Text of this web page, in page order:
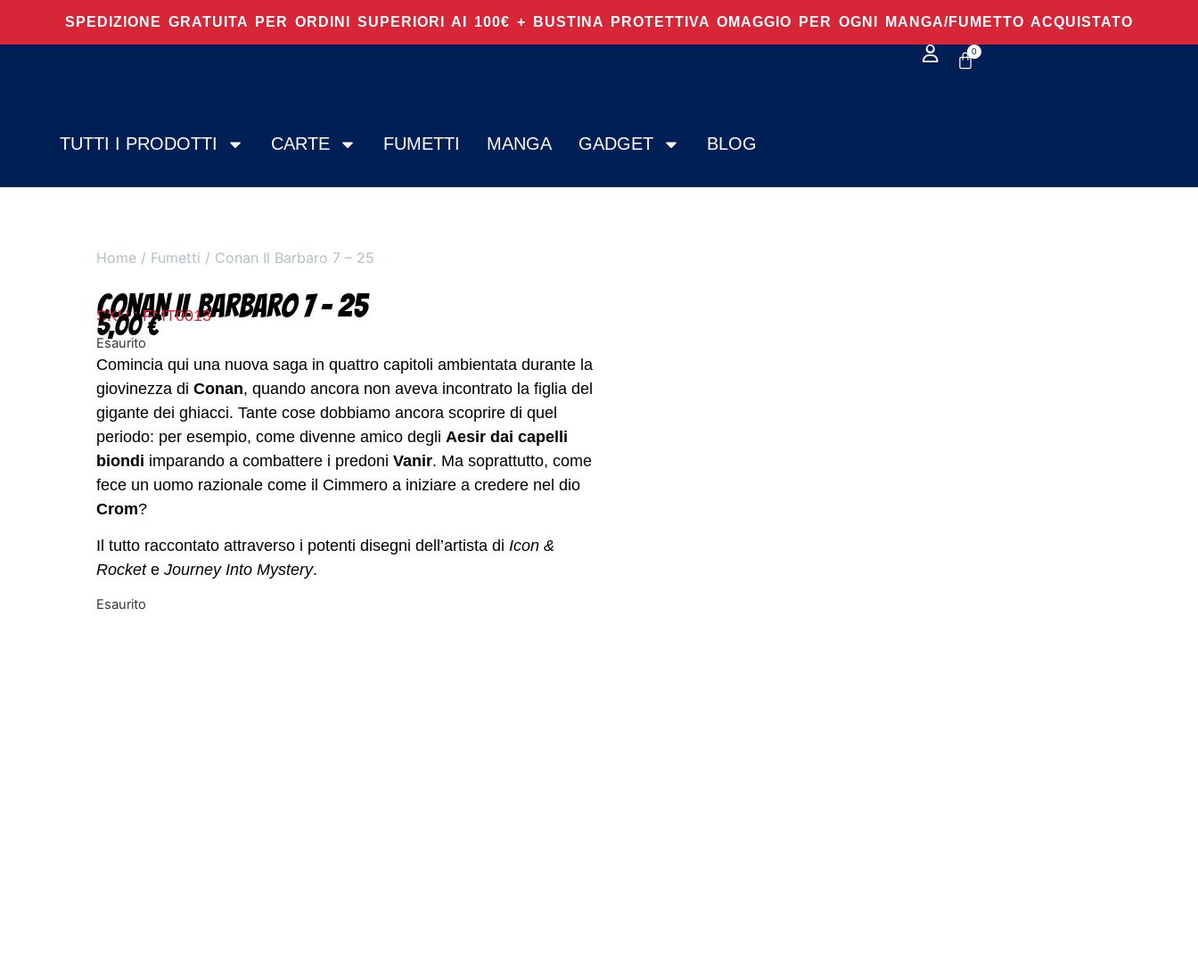
SPEDIZIONE GRATUITA PER ORDINI SUPERIORI AI 100€ + BUSTINA PROTETTIVA OMAGGIO PER OGNI MANGA/FUMETTO ACQUISTATO
0
TUTTI I PRODOTTI CARTE FUMETTI MANGA GADGET BLOG
Home/ Fumetti / Conan Il Barbaro 7 – 25
Conan Il Barbaro 7 – 25
SKU : FMT0013
5,00€
Esaurito
Comincia qui una nuova saga in quattro capitoli ambientata durante la
giovinezza di Conan, quando ancora non aveva incontrato la figlia del
gigante dei ghiacci. Tante cose dobbiamo ancora scoprire di quel
periodo: per esempio, come divenne amico degli Aesir dai capelli
biondi imparando a combattere i predoni Vanir. Ma soprattutto, come
fece un uomo razionale come il Cimmero a iniziare a credere nel dio
Crom?
Il tutto raccontato attraverso i potenti disegni dell’artista di Icon &
Rockete Journey Into Mystery.
Esaurito